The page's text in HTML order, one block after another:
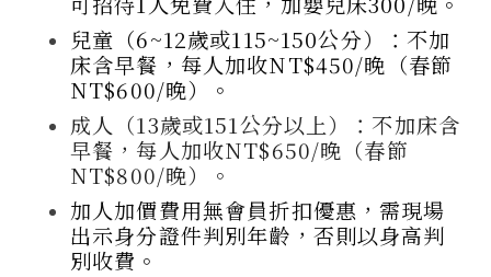
兒童（6~12歲或115~150公分）：不加
床含早餐，每人加收NT$450/晚（春節
NT$600/晚）。
成人（13歲或151公分以上）：不加床含
早餐，每人加收NT$650/晚（春節
NT$800/晚）。
加人加價費用無會員折扣優惠，需現場
出示身分證件判別年齡，否則以身高判
別收費。